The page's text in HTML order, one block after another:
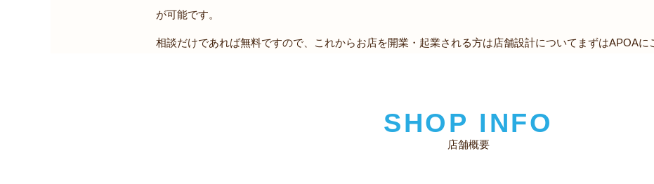
が可能です。
相談だけであれば無料ですので、これからお店を開業・起業される方は店舗設計についてまずはAPOAに
SHOP INFO
店舗概要